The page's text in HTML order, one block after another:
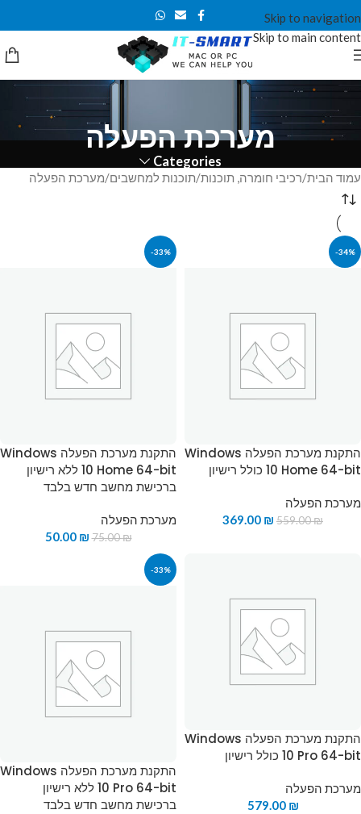
Skip to navigation
Skip to main content
מערכת הפעלה
Categories
עמוד הבית רכיבי חומרה, תוכנות תוכנות למחשבים מערכת הפעלה
-34%
התקנת מערכת הפעלה Windows
10 Home 64-bit כולל רישיון
מערכת הפעלה
559.00₪
369.00 ₪
-33%
התקנת מערכת הפעלה Windows
10 Home 64-bit ללא רישיון
ברכישת מחשב חדש בלבד
מערכת הפעלה
75.00₪
50.00 ₪
התקנת מערכת הפעלה Windows
10 Pro 64-bit כולל רישיון
מערכת הפעלה
579.00 ₪
-33%
התקנת מערכת הפעלה Windows
10 Pro 64-bit ללא רישיון
ברכישת מחשב חדש בלבד